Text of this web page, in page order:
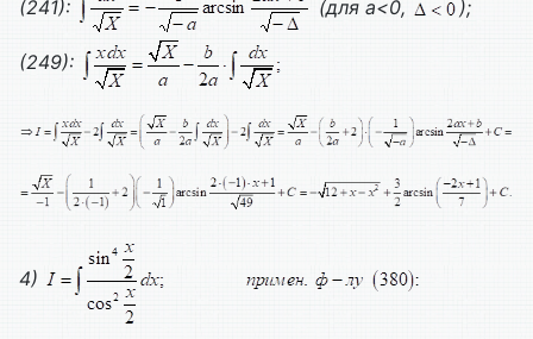
(241): (для а<0, );
(249):
4)